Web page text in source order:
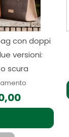
con doppi
versioni:
scura
Le
opzioni
possono
essere
scelte
nella
pagina
del